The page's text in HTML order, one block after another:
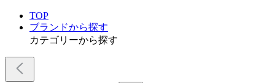
TOP
ブランドから探す
カテゴリーから探す